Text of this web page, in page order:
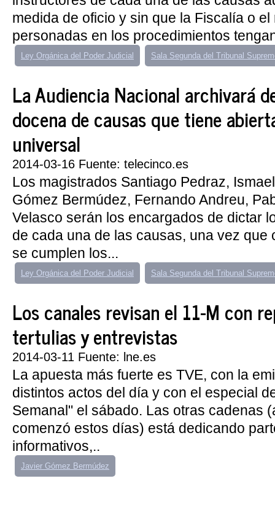
medida de oficio y sin que la Fiscalía o
personadas en los procedimientos
Ley Orgánica del Poder Judicial Sala Segunda del Tribunal
La Audiencia Nacional archivará
docena de causas que tiene
universal
2014-03-16 Fuente: telecinco.es
Los magistrados Santiago Pedraz,
Gómez Bermúdez, Fernando Andreu,
Velasco serán los encargados de dictar
de cada una de las causas, una vez que
se cumplen los...
Ley Orgánica del Poder Judicial Sala Segunda del Tribunal
Los canales revisan el 11-M con
tertulias y entrevistas
2014-03-11 Fuente: lne.es
La apuesta más fuerte es TVE, con la
distintos actos del día y con el especial
Semanal" el sábado. Las otras cadenas
comenzó estos días) está dedicando
informativos,..
Javier Gómez Bermúdez